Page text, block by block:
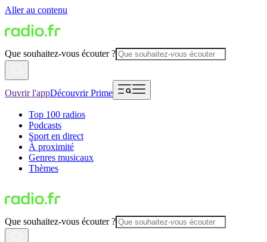
Aller au contenu
Que souhaitez-vous écouter ?
Ouvrir l'appDécouvrir Prime
Top 100 radios
Podcasts
Sport en direct
À proximité
Genres musicaux
Thèmes
Que souhaitez-vous écouter ?